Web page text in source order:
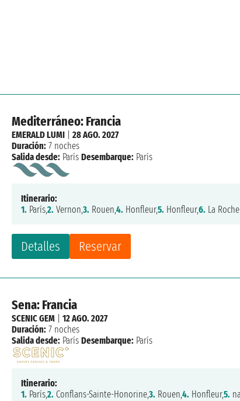
Mediterráneo: Francia
Detalles Reservar
EMERALD LUMI |28 AGO. 2027
Duración: 7 noches
Salida desde: París Desembarque: París
Itinerario:
1. París,2. Vernon,3. Rouen,4. Honfleur,5. Honfleur,6. La
Sena: Francia
SCENIC GEM |12 AGO. 2027
Duración: 7 noches
Salida desde: París Desembarque: París
Itinerario:
1. París,2. Conflans-Sainte-Honorine,3. Rouen,4. Honfleur,5.